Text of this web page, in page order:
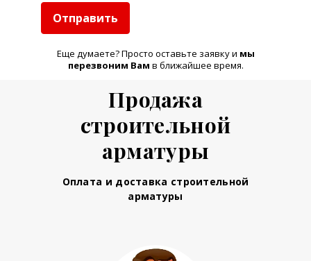
Отправить
Еще думаете? Просто оставьте заявку и мы
перезвоним Вам в ближайшее время.
Продажа
строительной
арматуры
Оплата и доставка строительной
арматуры